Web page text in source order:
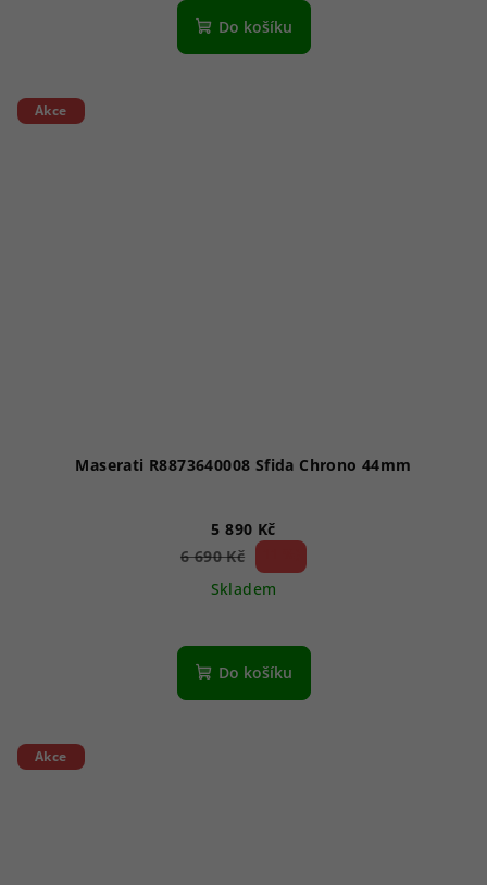
Do košíku
Akce
Maserati R8873640008 Sfida Chrono 44mm
5 890 Kč
6 690 Kč
Skladem
Do košíku
Akce